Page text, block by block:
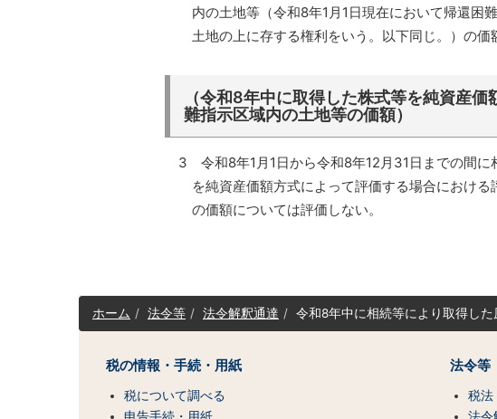
内の土地等（令和8年1月1日現在において帰還困
土地の上に存する権利をいう。以下同じ。）の価
（令和8年中に取得した株式等を純資産
難指示区域内の土地等の価額）
3 令和8年1月1日から令和8年12月31日までの間
を純資産価額方式によって評価する場合におけ
の価額については評価しない。
サ
イホーム 法令等 法令解釈通達 令和8年中に相続等により取得し
税の情報・手続・用紙
税について調べる
申告手続・用紙
法令等
税法
法令